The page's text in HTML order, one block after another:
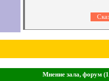
Мнение зала, форум